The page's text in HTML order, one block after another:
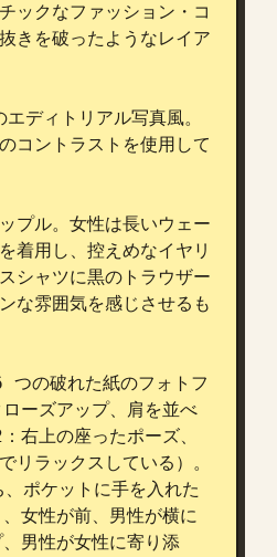
ックなファッション・コ
きを破ったようなレイア
ディトリアル写真風。
コントラストを使用して
プル。女性は長いウェー
着用し、控えめなイヤリ
シャツに黒のトラウザー
な雰囲気を感じさせるも
つの破れた紙のフォトフ
ーズアップ、肩を並べ
右上の座ったポーズ、
リラックスしている）。
ポケットに手を入れた
女性が前、男性が横に
男性が女性に寄り添